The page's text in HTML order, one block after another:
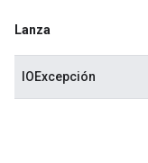
Lanza
IOExcepción